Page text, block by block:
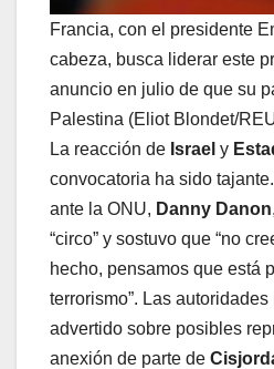
Francia, con el presidente
cabeza, busca liderar este
anuncio en julio de que su
Palestina (Eliot Blondet/
La reacción de Israel y
convocatoria ha sido
ante la ONU, Danny Danon
“circo” y sostuvo que “no
hecho, pensamos que está
terrorismo”. Las
advertido sobre posibles
anexión de parte de